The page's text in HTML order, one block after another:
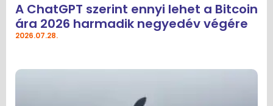
A ChatGPT szerint ennyi lehet a Bitcoin
ára 2026 harmadik negyedév végére
2026.07.28.